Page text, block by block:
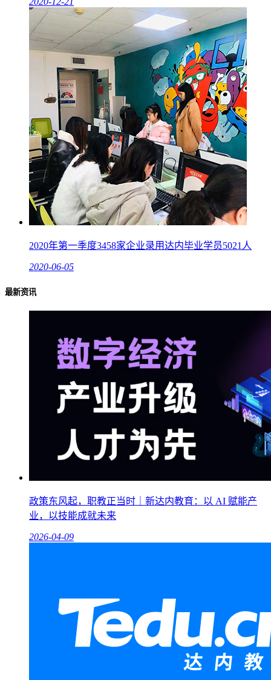
2020年第一季度3458家企业录用达内毕业学员5021人
2020-06-05
最新资讯
政策东风起，职教正当时｜新达内教育：以 AI 赋能产
业，以技能成就未来
2026-04-09